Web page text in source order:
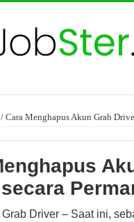
/ Cara Menghapus Akun Grab
Driver – Saat ini,